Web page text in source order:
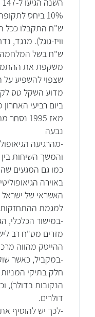
ש"ח התקבלו ככל
ש"ח בשל המלחמה.
משקפת את
שצפוי להשפיע על
נבעה
-מהרגיעה
והמשך השיחות
כמו גם המגעים
באוירה
האשראי של ישראל
למגמת
-במישור הכלכלי,
מזרים מט"ח רב
ההייטק מהווה
-במקביל, כאשר
חלק בתיקי
הנקובות בדולר),
דולרים.
-לכך יש להוסיף